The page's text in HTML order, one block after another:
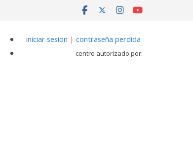
iniciar sesion | contraseña perdida
centro autorizado por: